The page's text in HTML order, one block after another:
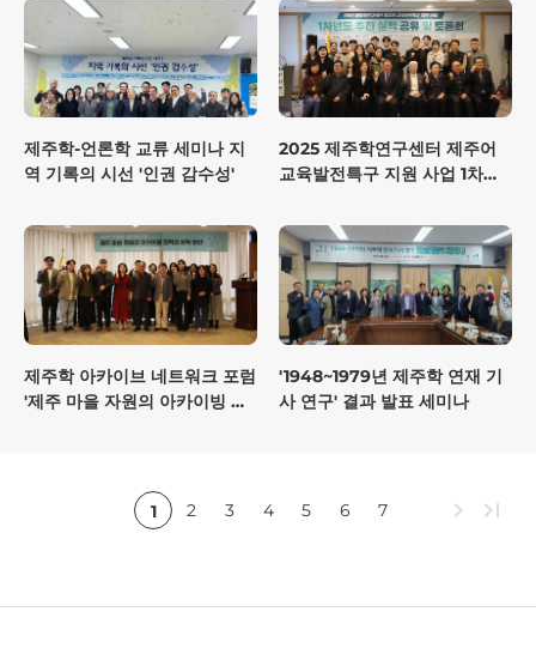
제주학-언론학 교류 세미나 지
역 기록의 시선 '인권 감수성'
2025 제주학연구센터 제주어
교육발전특구 지원 사업 1차년
제주학 아카이브 네트워크 포럼
'제주 마을 자원의 아카이빙 전
'1948~1979년 제주학 연재 기
사 연구' 결과 발표 세미나
1 2 3 4 5 6 7 chevron_right last_page